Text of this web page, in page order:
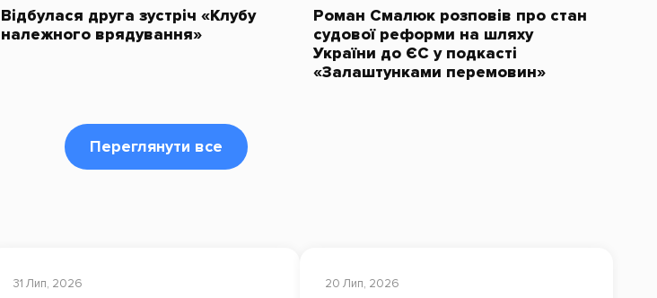
Відбулася друга зустріч «Клубу
належного врядування»
Роман Смалюк розповів про стан
судової реформи на шляху
України до ЄС у подкасті
«Залаштунками перемовин»
Переглянути все
31 Лип, 2026 20 Лип, 2026